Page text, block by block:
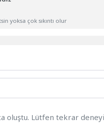
yoksa çok sıkıntı olur
oluştu. Lütfen tekrar